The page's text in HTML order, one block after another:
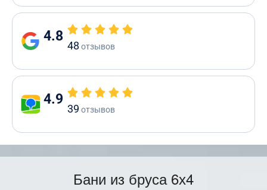
4.8
48 отзывов
4.9
39 отзывов
Бани из бруса 6х4